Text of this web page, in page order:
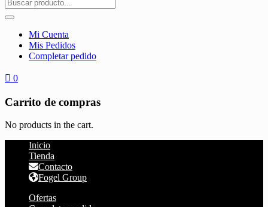
Mi Cuenta
Mis Pedidos
Completar pedido
0
Carrito de compras
No products in the cart.
Inicio
Tienda
Contacto
Fogel Group
Ofertas